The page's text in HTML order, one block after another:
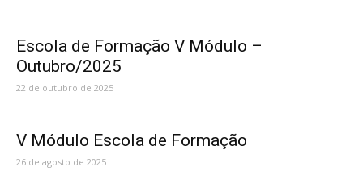
Escola de Formação V Módulo –
Outubro/2025
22 de outubro de 2025
V Módulo Escola de Formação
26 de agosto de 2025